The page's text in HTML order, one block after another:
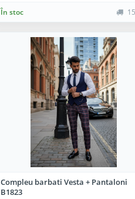
În stoc
Compleu barbati Vesta + Pantaloni
B1823